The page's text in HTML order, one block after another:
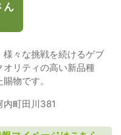
ん
々な挑戦を続けるゲブ
リティの高い新品種
物です。
内町田川381